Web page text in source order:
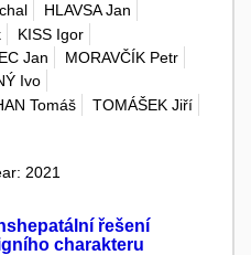
HLAVSA Jan
KISS Igor
Jan
MORAVČÍK Petr
Ivo
Tomáš
TOMÁŠEK Jiří
2021
řešení
charakteru